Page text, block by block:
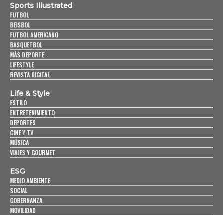
Sports Illustrated
FUTBOL
BEISBOL
FUTBOL AMERICANO
BASQUETBOL
MÁS DEPORTE
LIFESTYLE
REVISTA DIGITAL
Life & Style
ESTILO
ENTRETENIMIENTO
DEPORTES
CINE Y TV
MÚSICA
VIAJES Y GOURMET
ESG
MEDIO AMBIENTE
SOCIAL
GOBERNANZA
MOVILIDAD